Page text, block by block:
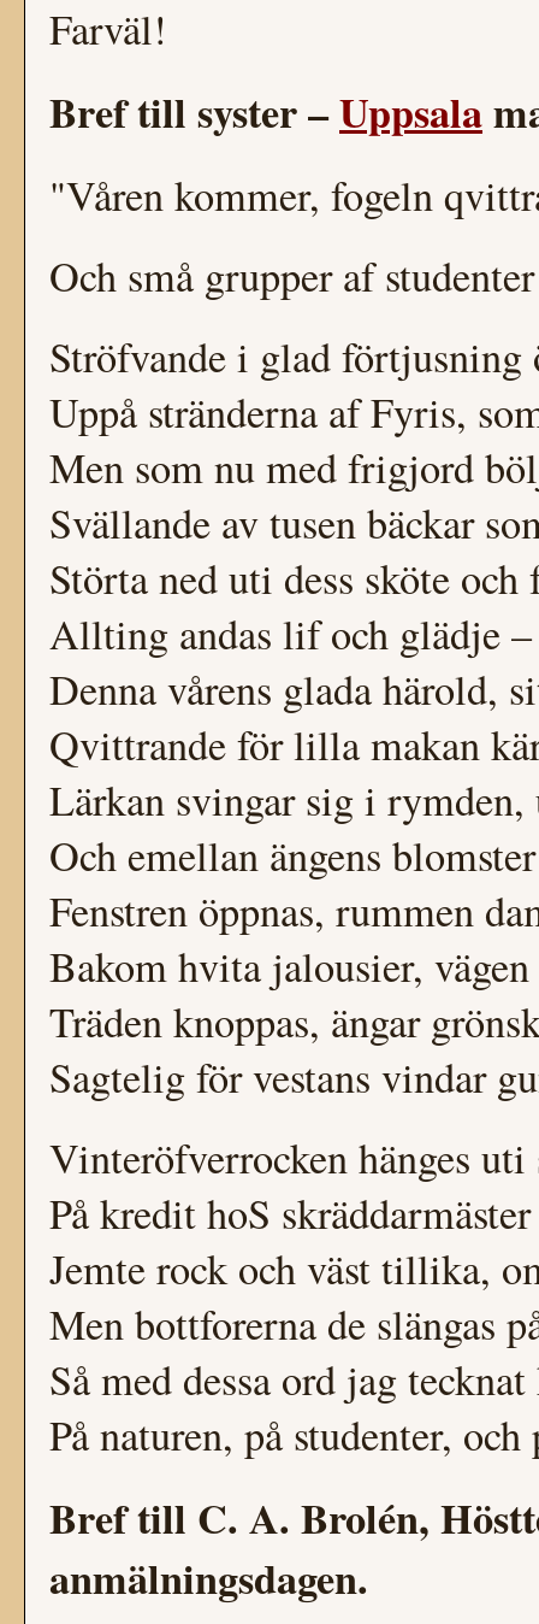
Farväl!
Bref till syster –Uppsala
"Våren kommer, fogeln
Och små grupper af
Ströfvande i glad förtjusning
Uppå stränderna af Fyris,
Men som nu med frigjord
Svällande av tusen bäckar
Störta ned uti dess sköte
Allting andas lif och glädje –
Denna vårens glada härold,
Qvittrande för lilla makan
Lärkan svingar sig i rymden,
Och emellan ängens
Fenstren öppnas, rummen
Bakom hvita jalousier,
Träden knoppas, ängar
Sagtelig för vestans vindar
Vinteröfverrocken hänges uti
På kredit hoS
Jemte rock och väst tillika,
Men bottforerna de slängas
Så med dessa ord jag
På naturen, på studenter,
Bref till C. A. Brolén,
anmälningsdagen.